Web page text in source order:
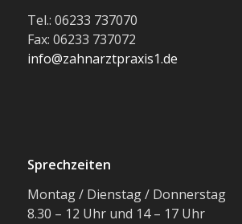
Tel.: 06233 737070
Fax: 06233 737072
info@zahnarztpraxis1.de
Sprechzeiten
Montag / Dienstag / Donnerstag
8.30 – 12 Uhr und 14 – 17 Uhr